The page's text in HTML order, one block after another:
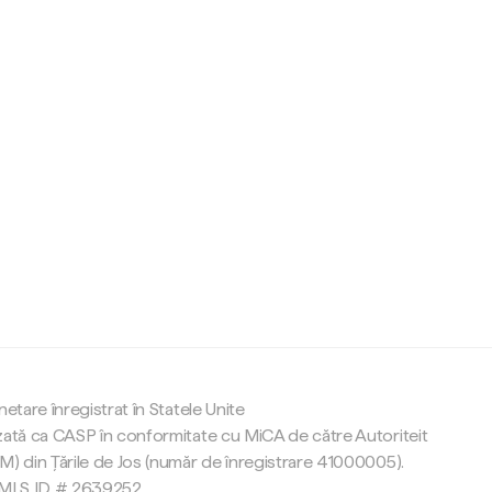
înregistrat în Statele Unite
ca CASP în conformitate cu MiCA de către Autoriteit
din Țările de Jos (număr de înregistrare 41000005).